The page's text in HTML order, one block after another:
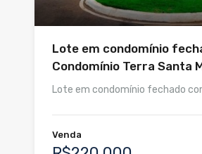
Lote em condomínio
Condomínio Terra Santa
Lote em condomínio fechado
Venda